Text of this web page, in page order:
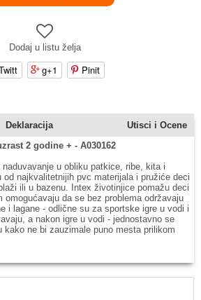
Dodaj u listu želja
g+1 Pinit
Deklaracija
Utisci i Ocene
2 godine + - A030162
naduvavanje u obliku patkice, ribe, kita i
najkvalitetnijih pvc materijala i pružiće deci
ili u bazenu. Intex životinjice pomažu deci
omogućavaju da se bez problema održavaju
i lagane - odlične su za sportske igre u vodi i
a nakon igre u vodi - jednostavno se
kako ne bi zauzimale puno mesta prilikom